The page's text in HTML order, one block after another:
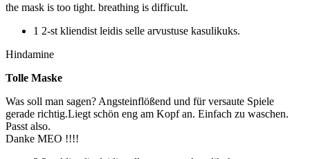
the mask is too tight. breathing is difficult.
1 2-st kliendist leidis selle arvustuse kasulikuks.
Hindamine
Tolle Maske
Was soll man sagen? Angsteinflößend und für versaute Spiele
gerade richtig.Liegt schön eng am Kopf an. Einfach zu waschen.
Passt also.
Danke MEO !!!!